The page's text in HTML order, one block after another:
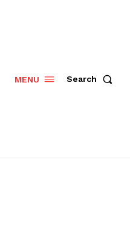
MENU Search